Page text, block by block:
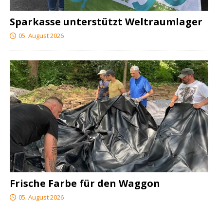
Sparkasse unterstützt Weltraumlager
05. August 2026
Frische Farbe für den Waggon
05. August 2026